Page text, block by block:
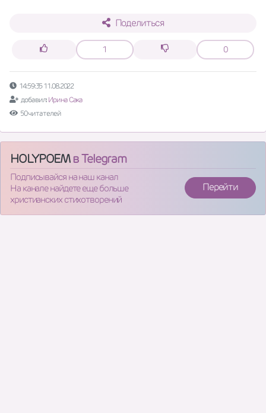
Поделиться
1 0
14:59:35 11.08.2022
добавил: Ирина Сака
50 читателей
HOLYPOEMв Telegram
Подписывайся на наш канал
На канале найдете еще больше
христианских стихотворений
Перейти